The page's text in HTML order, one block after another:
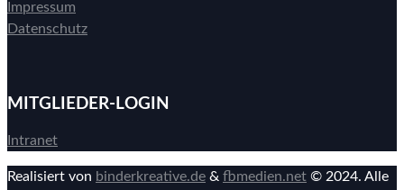
Impressum
Datenschutz
MITGLIEDER-LOGIN
Intranet
Realisiert von binderkreative.de & fbmedien.net © 2024. Alle